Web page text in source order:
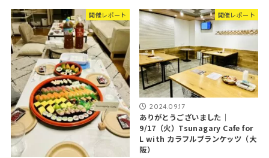
開催レポート 開催レポート
2024.09.17
ありがとうございました｜
9/17（火）Tsunagary Cafe for
L with カラフルブランケッツ（大
阪）